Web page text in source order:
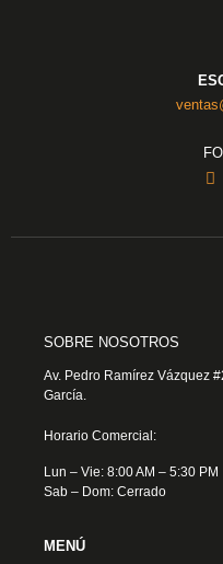
SOBRE NOSOTROS
Av. Pedro Ramírez Vázquez
García.
Horario Comercial:
Lun – Vie: 8:00 AM – 5:30 PM
Sab – Dom: Cerrado
MENÚ